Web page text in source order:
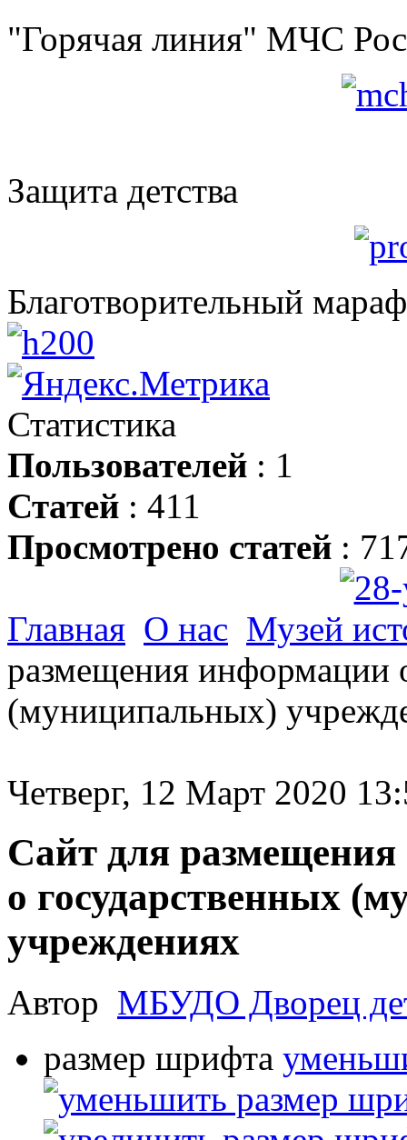
"Горячая линия" МЧС
Защита детства
Благотворительный
Статистика
Пользователей : 1
Статей : 411
Просмотрено статей :
Главная О нас Музей
размещения информации
(муниципальных)
Четверг, 12 Март 2020
Сайт для
о государственных
учреждениях
Автор МБУДО Дворец
размер шрифта